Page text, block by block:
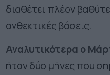
διαθέτει πλέον
ανθεκτικές βάσεις.
Αναλυτικότερα ο
ήταν δύο μήνες που